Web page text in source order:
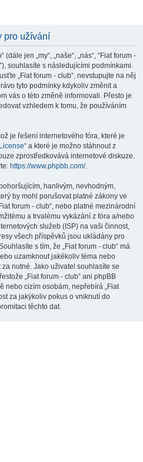
pro užívání
jen „my“, „naše“, „nás“, “Fiat forum -
souhlasíte s následujícími podmínkami.
„Fiat forum - club“, nevstupujte na něj
tyto podmínky kdykoliv změnit a
vás o této změně informovali. Přesto je
vzhledem k tomu, že používáním
je řešení internetového fóra, které je
“ a které je možno stáhnout z
zprostředkovává internetové diskuze.
https://www.phpbb.com/.
hanlivým, nevhodným,
by mohl porušovat platné zákony ve
forum - club“, nebo platné mezinárodní
a trvalému vykázání z fóra a/nebo
služeb (ISP) na vaši činnost,
všech příspěvků jsou ukládány pro
s tím, že „Fiat forum - club“ má
uzamknout jakékoliv téma nebo
nutné. Jako uživatel souhlasíte se
„Fiat forum - club“ ani phpBB
nebo cizím osobám, nepřebírá „Fiat
za jakýkoliv pokus o vniknutí do
těchto dat.